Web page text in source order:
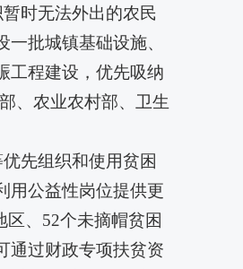
时无法外出的农民
批城镇基础设施、
工程建设，优先吸纳
、农业农村部、卫生
先组织和使用贫困
用公益性岗位提供更
、52个未摘帽贫困
通过财政专项扶贫资